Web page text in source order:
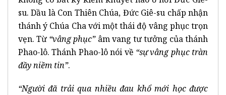
su. Dầu là Con Thiên Chúa, Đức Giê-su chấp nhận
thánh ý Chúa Cha với một thái độ vâng phục trọn
vẹn. Từ “vâng phục” âm vang tư tưởng của thánh
Phao-lô. Thánh Phao-lô nói về “sự vâng phục tràn
đầy niềm tin”.
“Người đã trải qua nhiều đau khổ mới học được